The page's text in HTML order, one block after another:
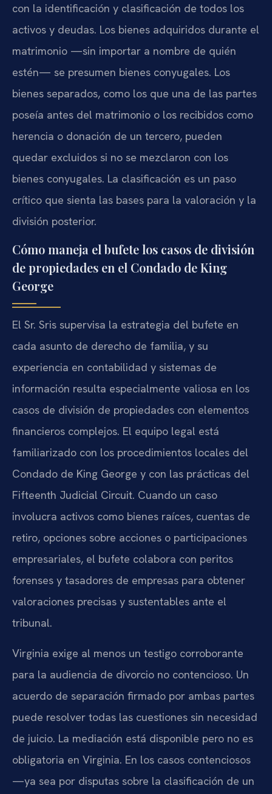
con la identificación y clasificación de todos los
activos y deudas. Los bienes adquiridos durante el
matrimonio —sin importar a nombre de quién
estén— se presumen bienes conyugales. Los
bienes separados, como los que una de las partes
poseía antes del matrimonio o los recibidos como
herencia o donación de un tercero, pueden
quedar excluidos si no se mezclaron con los
bienes conyugales. La clasificación es un paso
crítico que sienta las bases para la valoración y la
división posterior.
Cómo maneja el bufete los casos de división
de propiedades en el Condado de King
George
El Sr. Sris supervisa la estrategia del bufete en
cada asunto de derecho de familia, y su
experiencia en contabilidad y sistemas de
información resulta especialmente valiosa en los
casos de división de propiedades con elementos
financieros complejos. El equipo legal está
familiarizado con los procedimientos locales del
Condado de King George y con las prácticas del
Fifteenth Judicial Circuit. Cuando un caso
involucra activos como bienes raíces, cuentas de
retiro, opciones sobre acciones o participaciones
empresariales, el bufete colabora con peritos
forenses y tasadores de empresas para obtener
valoraciones precisas y sustentables ante el
tribunal.
Virginia exige al menos un testigo corroborante
para la audiencia de divorcio no contencioso. Un
acuerdo de separación firmado por ambas partes
puede resolver todas las cuestiones sin necesidad
de juicio. La mediación está disponible pero no es
obligatoria en Virginia. En los casos contenciosos
—ya sea por disputas sobre la clasificación de un